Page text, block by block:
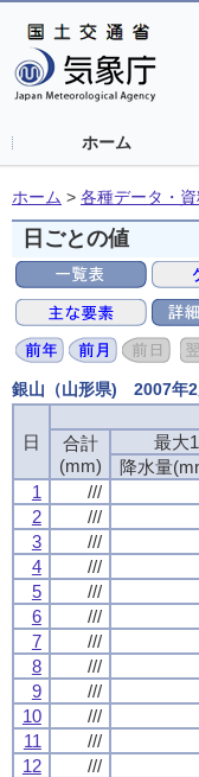
ホーム
ホーム > 各種データ・
日ごとの値
銀山（山形県) 2007年2
日
合計
(mm)
最大
降水量
1
///
2
///
3
///
4
///
5
///
6
///
7
///
8
///
9
///
10
///
11
///
12
///